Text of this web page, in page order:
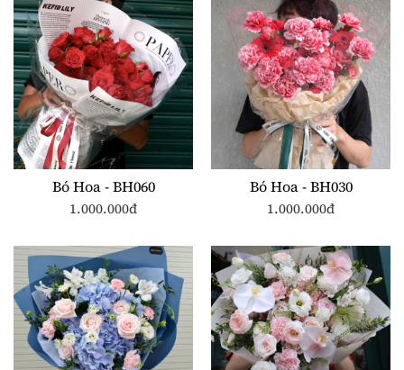
Bó Hoa - BH060
1.000.000đ
Bó Hoa - BH030
1.000.000đ